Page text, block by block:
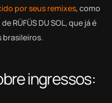
por seus remixes, como
RÜFÜS DU SOL, que já é
brasileiros.
ingressos: